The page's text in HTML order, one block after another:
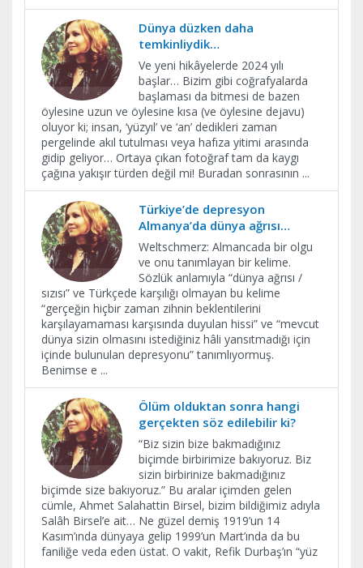
Dünya düzken daha
temkinliydik…
Ve yeni hikâyelerde 2024 yılı
başlar… Bizim gibi coğrafyalarda
başlaması da bitmesi de bazen
öylesine uzun ve öylesine kısa (ve öylesine dejavu)
oluyor ki; insan, ‘yüzyıl’ ve ‘an’ dedikleri zaman
pergelinde akıl tutulması veya hafıza yitimi arasında
gidip geliyor… Ortaya çıkan fotoğraf tam da kaygı
çağına yakışır türden değil mi! Buradan sonrasının ...
Türkiye’de depresyon
Almanya’da dünya ağrısı…
Weltschmerz: Almancada bir olgu
ve onu tanımlayan bir kelime.
Sözlük anlamıyla “dünya ağrısı /
sızısı” ve Türkçede karşılığı olmayan bu kelime
“gerçeğin hiçbir zaman zihnin beklentilerini
karşılayamaması karşısında duyulan hissi” ve “mevcut
dünya sizin olmasını istediğiniz hâli yansıtmadığı için
içinde bulunulan depresyonu” tanımlıyormuş.
Benimse e ...
Ölüm olduktan sonra hangi
gerçekten söz edilebilir ki?
“Biz sizin bize bakmadığınız
biçimde birbirimize bakıyoruz. Biz
sizin birbirinize bakmadığınız
biçimde size bakıyoruz.” Bu aralar içimden gelen
cümle, Ahmet Salahattin Birsel, bizim bildiğimiz adıyla
Salâh Birsel’e ait… Ne güzel demiş 1919’un 14
Kasım’ında dünyaya gelip 1999’un Mart’ında da bu
faniliğe veda eden üstat. O vakit, Refik Durbaş’ın “yüz